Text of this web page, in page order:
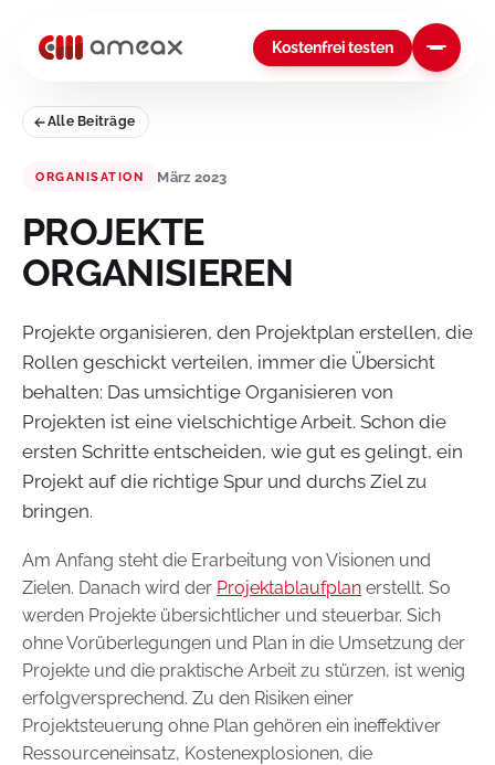
Kostenfrei testen
Alle Beiträge
ORGANISATION März 2023
PROJEKTE
ORGANISIEREN
Projekte organisieren, den Projektplan erstellen, die
Rollen geschickt verteilen, immer die Übersicht
behalten: Das umsichtige Organisieren von
Projekten ist eine vielschichtige Arbeit. Schon die
ersten Schritte entscheiden, wie gut es gelingt, ein
Projekt auf die richtige Spur und durchs Ziel zu
bringen.
Am Anfang steht die Erarbeitung von Visionen und
Zielen. Danach wird der Projektablaufplan erstellt. So
werden Projekte übersichtlicher und steuerbar. Sich
ohne Vorüberlegungen und Plan in die Umsetzung der
Projekte und die praktische Arbeit zu stürzen, ist wenig
erfolgversprechend. Zu den Risiken einer
Projektsteuerung ohne Plan gehören ein ineffektiver
Ressourceneinsatz, Kostenexplosionen, die